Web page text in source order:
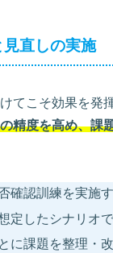
直しの実施
てこそ効果を発
精度を高め、課
確認訓練を実施
定したシナリオ
に課題を整理・